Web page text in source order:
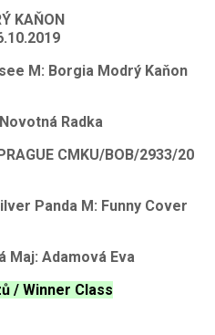
KAŇON
M: Borgia Modrý Kaňon
Radka
CMKU/BOB/2933/20
Panda M: Funny Cover
Maj: Adamová Eva
Winner Class